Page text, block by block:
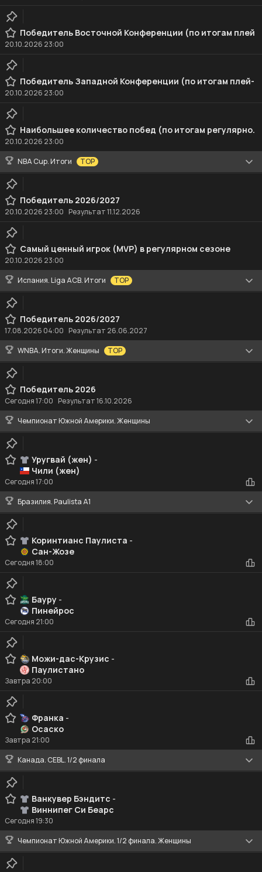
20.10.2026 23:00
20.10.2026 23:00
Наибольшее количество побед (по итогам регулярного сезона)
20.10.2026 23:00
NBA Cup. Итоги
TOP
Победитель 2026/2027
20.10.2026 23:00 Результат 11.12.2026
Самый ценный игрок (MVP) в регулярном сезоне
20.10.2026 23:00
Испания. Liga ACB. Итоги
TOP
Победитель 2026/2027
17.08.2026 04:00 Результат 26.06.2027
WNBA. Итоги. Женщины
TOP
Победитель 2026
Сегодня17:00 Результат 16.10.2026
Чемпионат Южной Америки. Женщины
Уругвай (жен) -
Чили (жен)
Сегодня17:00
Бразилия. Paulista A1
Коринтианс Паулиста -
Сан-Жозе
Сегодня18:00
Бауру -
Пинейрос
Сегодня 21:00
Можи-дас-Крузис -
Паулистано
Завтра 20:00
Франка -
Осаско
Завтра 21:00
Канада. CEBL. 1/2 финала
Ванкувер Бэндитс -
Виннипег Си Беарс
Сегодня19:30
Чемпионат Южной Америки. 1/2 финала. Женщины